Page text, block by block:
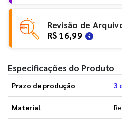
Revisão de
R$ 16,99
Especificações do Produto
Prazo de produção 3
Material